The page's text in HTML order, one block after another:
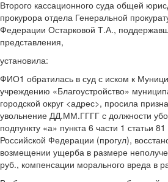
Второго кассационного суда общей
прокурора отдела Генеральной
Федерации Остарковой Т.А.,
представления,
установила:
ФИО1 обратилась в суд с иском к
учреждению «Благоустройство»
городской округ <адрес>, просила
увольнение ДД.ММ.ГГГГ с должности
подпункту «а» пункта 6 части 1 статьи
Российской Федерации (прогул),
возмещении ущерба в размере
руб., компенсации морального вреда в